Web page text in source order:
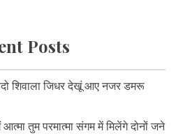
Posts
शिवाला जिधर देखूं आए नजर डमरू
तुम परमात्मा संगम में मिलेंगे दोनों जने